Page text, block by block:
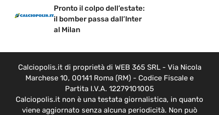
Pronto il colpo dell’estate:
il bomber passa dall’Inter
al Milan
Calciopolis.it di proprietà di WEB 365 SRL - Via Nicola
Marchese 10, 00141 Roma (RM) - Codice Fiscale e
Partita I.V.A. 12279101005
Calciopolis.it non è una testata giornalistica, in quanto
viene aggiornato senza alcuna periodicità. Non può